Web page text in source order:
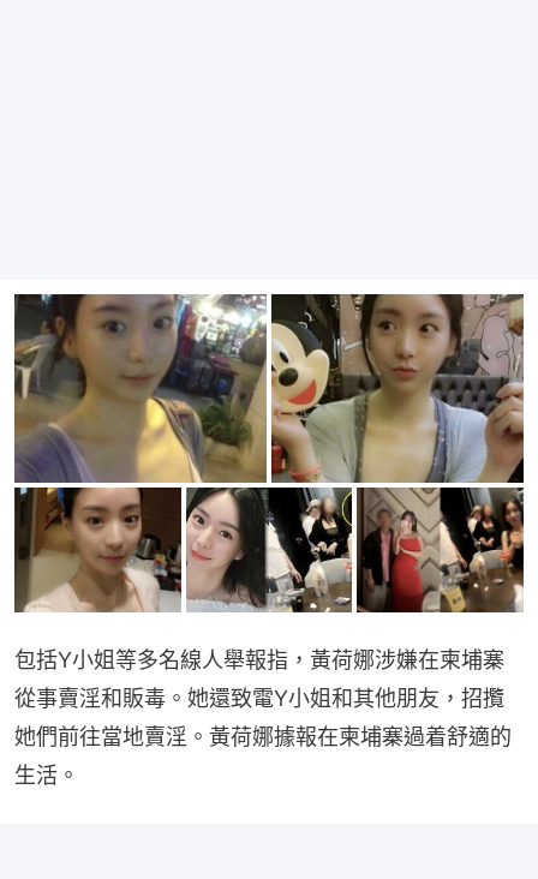
包括Y小姐等多名線人舉報指，黃荷娜涉嫌在柬埔寨
從事賣淫和販毒。她還致電Y小姐和其他朋友，招攬
她們前往當地賣淫。黃荷娜據報在柬埔寨過着舒適的
生活。